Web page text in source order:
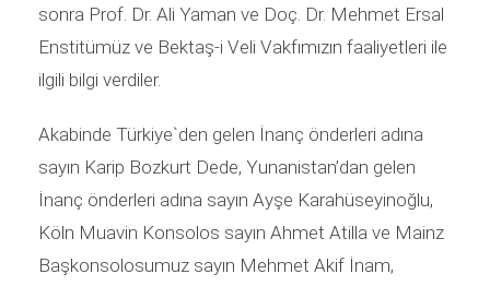
sonra Prof. Dr. Ali Yaman ve Doç. Dr. Mehmet Ersal
Enstitümüz ve Bektaş-i Veli Vakfımızın faaliyetleri ile
ilgili bilgi verdiler.
Akabinde Türkiye`den gelen İnanç önderleri adına
sayın Karip Bozkurt Dede, Yunanistan’dan gelen
İnanç önderleri adına sayın Ayşe Karahüseyinoğlu,
Köln Muavin Konsolos sayın Ahmet Atilla ve Mainz
Başkonsolosumuz sayın Mehmet Akif İnam,